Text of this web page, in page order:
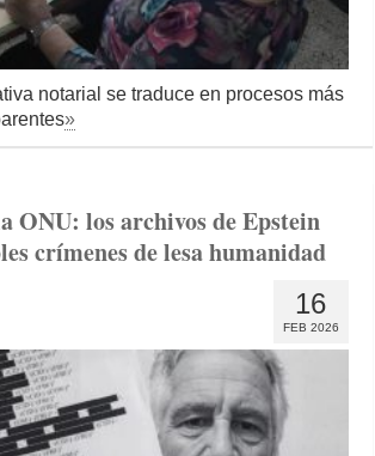
notarial se traduce en procesos más
»
ONU: los archivos de Epstein
crímenes de lesa humanidad
16
FEB 2026